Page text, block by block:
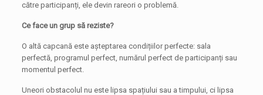
către participanți, ele devin rareori o problemă.
Ce face un grup să reziste?
O altă capcană este așteptarea condițiilor perfecte: sala
perfectă, programul perfect, numărul perfect de participanți sau
momentul perfect.
Uneori obstacolul nu este lipsa spațiului sau a timpului, ci lipsa